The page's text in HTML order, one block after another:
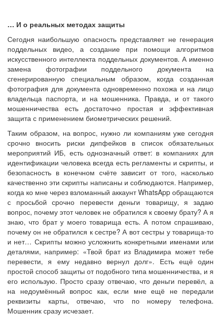
… И о реальных методах защиты
Сегодня наибольшую опасность представляет не генерация
поддельных видео, а создание при помощи алгоритмов
искусственного интеллекта поддельных документов. А именно
замена фотографии поддельного документа на
сгенерированную специальным образом, когда созданная
фотография для документа одновременно похожа и на лицо
владельца паспорта, и на мошенника. Правда, и от такого
мошенничества есть достаточно простая и эффективная
защита с применением биометрических решений.
Таким образом, на вопрос, нужно ли компаниям уже сегодня
срочно вносить риски дипфейков в список обязательных
мероприятий ИБ, есть однозначный ответ: в компаниях для
идентификации человека всегда есть регламенты и скрипты, и
безопасность в конечном счёте зависит от того, насколько
качественно эти скрипты написаны и соблюдаются. Например,
когда ко мне через взломанный аккаунт WhatsApp обращаются
с просьбой срочно перевести деньги товарищу, я задаю
вопрос, почему этот человек не обратился к своему брату? А я
знаю, что брат у моего товарища есть. А потом спрашиваю,
почему он не обратился к сестре? А вот сестры у товарища-то
и нет… Скрипты можно усложнить конкретными именами или
деталями, например: «Твой брат из Владимира может тебе
перевести, я ему недавно вернул долг». Есть ещё один
простой способ защиты от подобного типа мошенничества, и я
его использую. Просто сразу отвечаю, что деньги перевёл, а
на недоумённый вопрос как, если мне ещё не передали
реквизиты карты, отвечаю, что по номеру телефона.
Мошенник сразу исчезает.